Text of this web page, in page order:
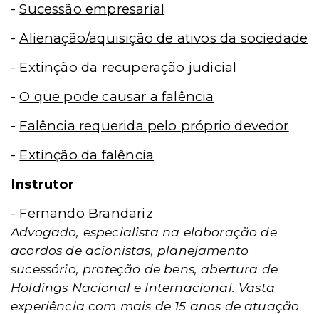
-Sucessão empresarial
-Alienação/aquisição de ativos da sociedade
- Extinção da recuperação judicial
-O que pode causar a falência
- Falência requerida pelo próprio devedor
- Extinção da falência
Instrutor
- Fernando Brandariz
Advogado, especialista na elaboração de
acordos de acionistas, planejamento
sucessório, proteção de bens, abertura de
Holdings Nacional e Internacional. Vasta
experiência com mais de 15 anos de atuação